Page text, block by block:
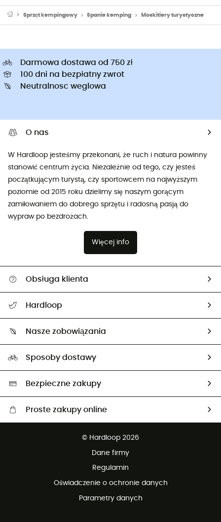
Sprzęt kempingowy Spanie kemping Moskitiery turystyczne
Darmowa dostawa od 750 zł
100 dni na bezpłatny zwrot
Neutralnosc weglowa
O nas
W Hardloop jesteśmy przekonani, że ruch i natura powinny
stanowić centrum życia. Niezależnie od tego, czy jesteś
początkującym turystą, czy sportowcem na najwyższym
poziomie od 2015 roku dzielimy się naszym gorącym
zamiłowaniem do dobrego sprzętu i radosną pasją do
wypraw po bezdrożach.
Więcej info
Obsługa klienta
Śledzenie przesyłki
Zwrot artykułów i zwrot środków
Hardloop
Nasze zobowiązania
Neutralność węglowa
Wybrane produkty eko
Sposoby dostawy
Bezpieczne zakupy
Proste zakupy online
© Hardloop 2026
Dane firmy
Regulamin
Oświadczenie o ochronie danych
Parametry danych